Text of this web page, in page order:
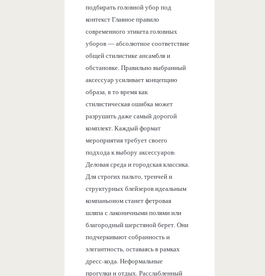
подбирать головной убор под
контекст Главное правило
современного этикета головных
уборов — абсолютное соответствие
общей стилистике ансамбля и
обстановке. Правильно выбранный
аксессуар усиливает концепцию
образа, в то время как
стилистическая ошибка может
разрушить даже самый дорогой
комплект. Каждый формат
мероприятия требует своего
подхода к выбору аксессуаров:
Деловая среда и городская классика.
Для строгих пальто, тренчей и
структурных блейзеров идеальным
компаньоном станет фетровая
шляпа с лаконичными полями или
благородный шерстяной берет. Они
подчеркивают собранность и
элегантность, оставаясь в рамках
дресс-кода. Неформальные
прогулки и отдых. Расслабленный